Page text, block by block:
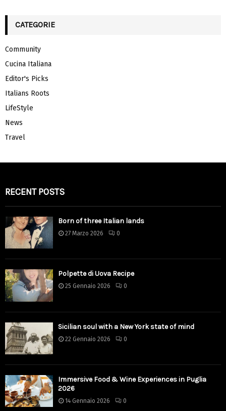
CATEGORIE
Community
Cucina Italiana
Editor's Picks
Italians Roots
LifeStyle
News
Travel
RECENT POSTS
Born of three Italian lands
27 Marzo 2026 0
Polpette di Uova Recipe
25 Gennaio 2026 0
Sicilian soul with a New York state of mind
22 Gennaio 2026 0
Immersive Food & Wine Experiences in Puglia
2026
14 Gennaio 2026 0